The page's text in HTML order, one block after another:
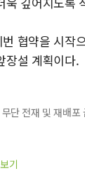
협약을 시작
장설 계획이다.
단 전재 및 재배포
기